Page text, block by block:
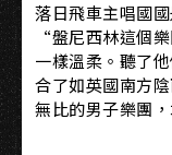
落日飛車主唱國
“盤尼西林這個
一樣溫柔。聽了
合了如英國南方
無比的男子樂團